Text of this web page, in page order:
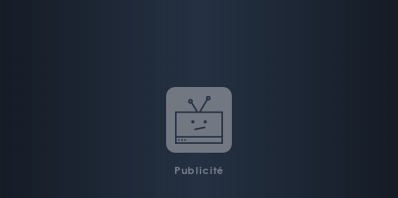
Publicité